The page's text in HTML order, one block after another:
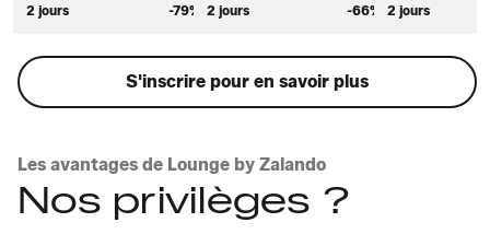
2 jours -79% 2 jours -66% 2 jours
S'inscrire pour en savoir plus
Les avantages de Lounge by Zalando
Nos privilèges ?